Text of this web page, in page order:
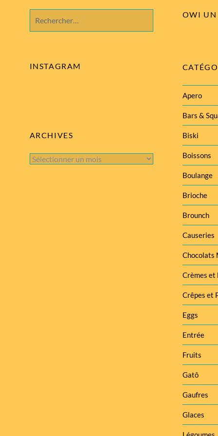
OWI UN
INSTAGRAM
Apero
Bars &
Biski
Boissons
Boulange
Brioche
Brounch
Causeries
Chocolats
Crèmes et
Crêpes et
Eggs
Entrée
Fruits
Gatô
Gaufres
Glaces
ARCHIVES
Archives